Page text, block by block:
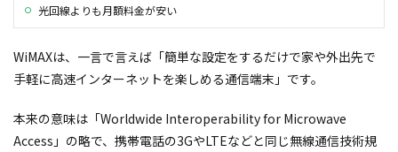
光回線よりも月額料金が安い
WiMAXは、一言で言えば「簡単な設定をするだけで家や外出先で
手軽に高速インターネットを楽しめる通信端末」です。
本来の意味は「Worldwide Interoperability for Microwave
Access」の略で、携帯電話の3GやLTEなどと同じ無線通信技術規